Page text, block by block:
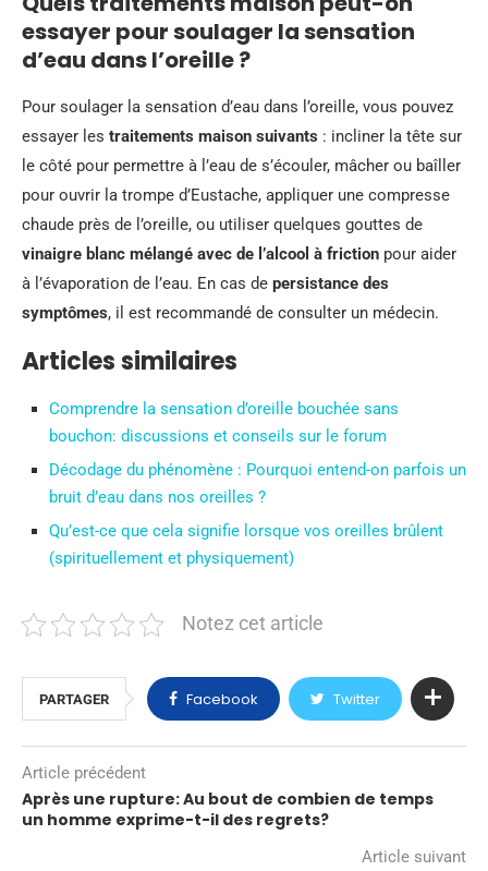
essayer pour soulager la sensation
d’eau dans l’oreille ?
Pour soulager la sensation d’eau dans l’oreille, vous pouvez
essayer les traitements maison suivants : incliner la tête sur
le côté pour permettre à l’eau de s’écouler, mâcher ou baîller
pour ouvrir la trompe d’Eustache, appliquer une compresse
chaude près de l’oreille, ou utiliser quelques gouttes de
vinaigre blanc mélangé avec de l’alcool à friction pour aider
à l’évaporation de l’eau. En cas de persistance des
symptômes, il est recommandé de consulter un médecin.
Articles similaires
Comprendre la sensation d’oreille bouchée sans
bouchon: discussions et conseils sur le forum
Décodage du phénomène : Pourquoi entend-on parfois un
bruit d’eau dans nos oreilles ?
Qu’est-ce que cela signifie lorsque vos oreilles brûlent
(spirituellement et physiquement)
Notez cet article
PARTAGER Facebook Twitter
Article précédent
Après une rupture: Au bout de combien de temps
un homme exprime-t-il des regrets?
Article suivant